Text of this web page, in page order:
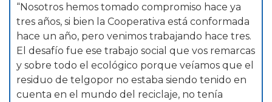
“Nosotros hemos tomado compromiso hace ya
tres años, si bien la Cooperativa está conformada
hace un año, pero venimos trabajando hace tres.
El desafío fue ese trabajo social que vos remarcas
y sobre todo el ecológico porque veíamos que el
residuo de telgopor no estaba siendo tenido en
cuenta en el mundo del reciclaje, no tenía